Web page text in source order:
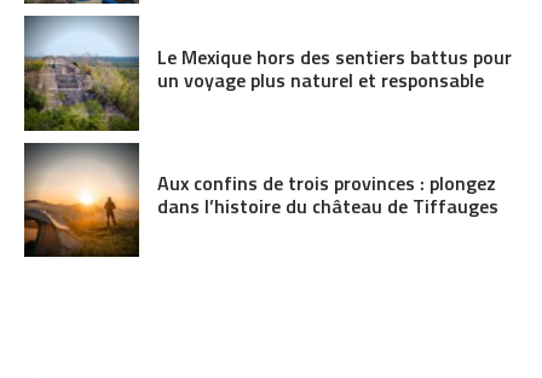
Le Mexique hors des sentiers battus pour
un voyage plus naturel et responsable
Aux confins de trois provinces : plongez
dans l’histoire du château de Tiffauges